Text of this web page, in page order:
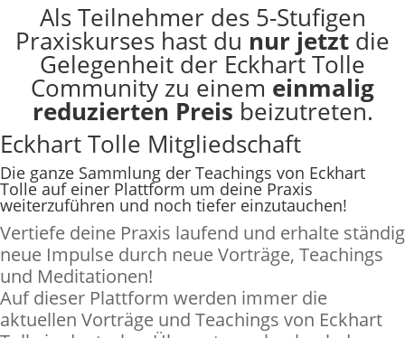
Als Teilnehmer des 5-Stufigen
Praxiskurses hast du nur jetzt die
Gelegenheit der Eckhart Tolle
Community zu einem einmalig
reduzierten Preis beizutreten.
Eckhart Tolle Mitgliedschaft
Die ganze Sammlung der Teachings von Eckhart
Tolle auf einer Plattform um deine Praxis
weiterzuführen und noch tiefer einzutauchen!
Vertiefe deine Praxis laufend und erhalte ständig
neue Impulse durch neue Vorträge, Teachings
und Meditationen!
Auf dieser Plattform werden immer die
aktuellen Vorträge und Teachings von Eckhart